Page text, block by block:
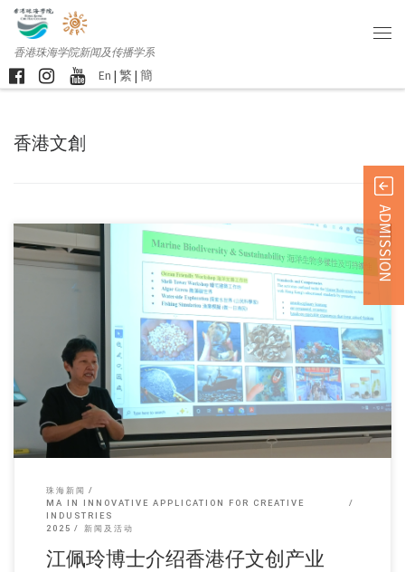
香港珠海学院新闻及传播学系
En | 繁 | 簡
香港文創
江佩玲博士日前为「创 […]
珠海新闻
MA IN INNOVATIVE APPLICATION FOR CREATIVE
INDUSTRIES
2025
新闻及活动
江佩玲博士介绍香港仔文创产业
ADMISSION